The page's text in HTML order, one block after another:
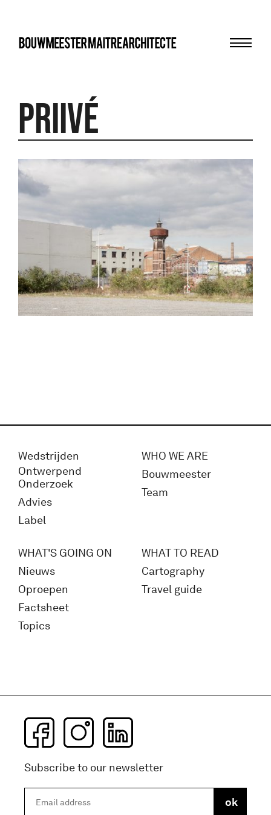
priivé
Wedstrijden
Ontwerpend
Onderzoek
Advies
Label
WHO WE ARE
Bouwmeester
Team
WHAT'S GOING ON
Nieuws
Oproepen
Factsheet
Topics
WHAT TO READ
Cartography
Travel guide
Subscribe to our newsletter